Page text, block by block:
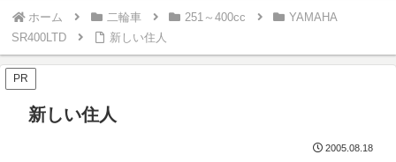
ホーム 二輪車 251～400cc
YAMAHA
SR400LTD
新しい住人
PR
新しい住人
2005.08.18